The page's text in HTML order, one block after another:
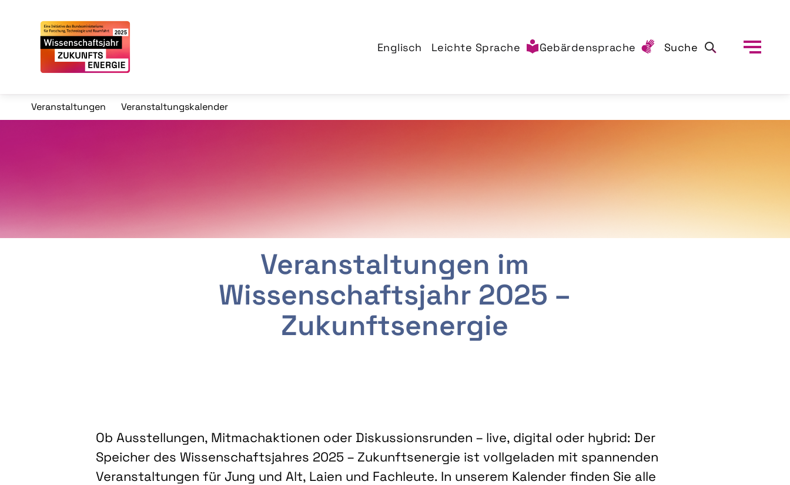
Englisch Leichte Sprache Gebärdensprache Suche
Veranstaltungen Veranstaltungskalender
Veranstaltungen im
Wissenschaftsjahr 2025 –
Zukunftsenergie
Ob Ausstellungen, Mitmachaktionen oder Diskussionsrunden – live, digital oder hybrid: Der
Speicher des Wissenschaftsjahres 2025 – Zukunftsenergie ist vollgeladen mit spannenden
Veranstaltungen für Jung und Alt, Laien und Fachleute. In unserem Kalender finden Sie alle